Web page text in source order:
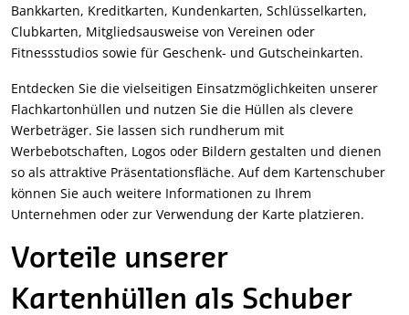
Bankkarten, Kreditkarten, Kundenkarten, Schlüsselkarten,
Clubkarten, Mitgliedsausweise von Vereinen oder
Fitnessstudios sowie für Geschenk- und Gutscheinkarten.
Entdecken Sie die vielseitigen Einsatzmöglichkeiten unserer
Flachkartonhüllen und nutzen Sie die Hüllen als clevere
Werbeträger. Sie lassen sich rundherum mit
Werbebotschaften, Logos oder Bildern gestalten und dienen
so als attraktive Präsentationsfläche. Auf dem Kartenschuber
können Sie auch weitere Informationen zu Ihrem
Unternehmen oder zur Verwendung der Karte platzieren.
Vorteile unserer
Kartenhüllen als Schuber